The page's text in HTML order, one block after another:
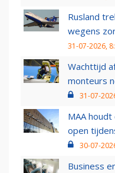
Rusland
wegens
31-07-2026,
Wachttijd
monteurs
31-07-
MAA
open
30-07-
Business